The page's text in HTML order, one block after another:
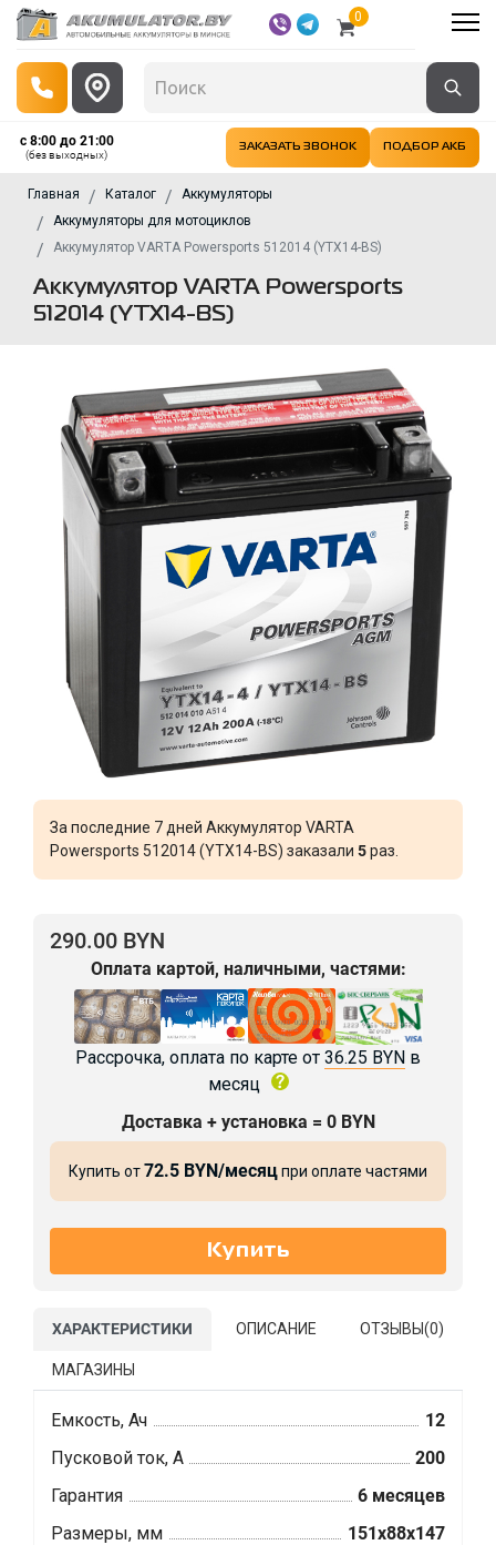
0
с 8:00 до 21:00
(без выходных)
ЗАКАЗАТЬ ЗВОНОК ПОДБОР АКБ
Главная Каталог
Аккумуляторы
Аккумуляторы для мотоциклов
Аккумулятор VARTA Powersports 512014 (YTX14-BS)
Аккумулятор VARTA Powersports
512014 (YTX14-BS)
За последние 7 дней Аккумулятор VARTA
Powersports 512014 (YTX14-BS) заказали 5раз.
290.00 BYN
Оплата картой, наличными, частями:
Рассрочка, оплата по карте от 36.25 BYN в
месяц
Доставка + установка = 0 BYN
Купить от72.5 BYN/месяцпри оплате частями
ХАРАКТЕРИСТИКИ ОПИСАНИЕ ОТЗЫВЫ(0)
МАГАЗИНЫ
Емкость, Ач
12
Пусковой ток, А
200
Гарантия
6 месяцев
Размеры, мм
151x88x147